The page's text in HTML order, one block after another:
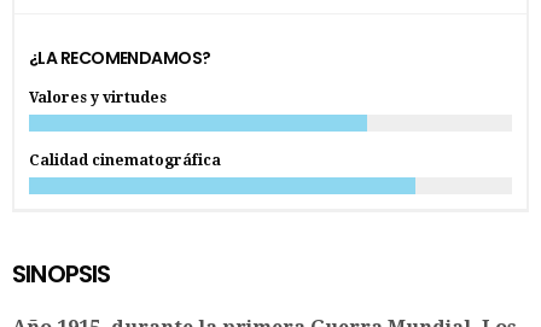
¿LA RECOMENDAMOS?
Valores y virtudes
Calidad cinematográfica
SINOPSIS